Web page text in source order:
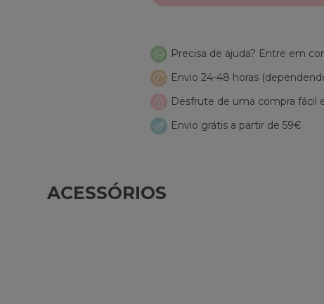
Precisa de ajuda? Entre em
Envio 24-48 horas
Desfrute de uma compra fácil
Envio grátis a partir de 59€
ACESSÓRIOS